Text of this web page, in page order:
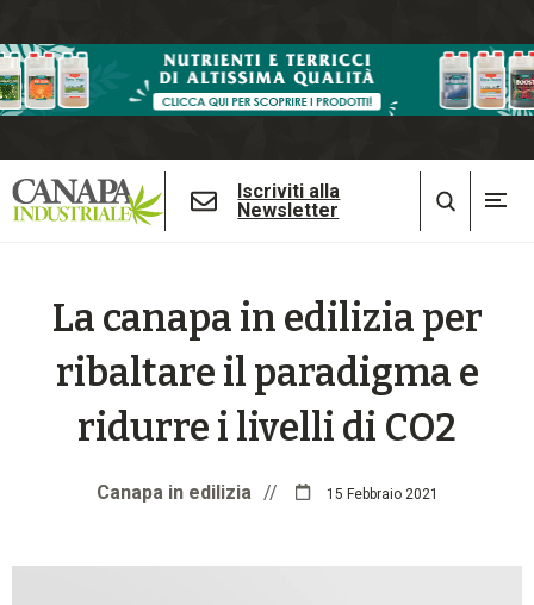
Iscriviti alla
Newsletter
La canapa in edilizia per
ribaltare il paradigma e
ridurre i livelli di CO2
Canapa in edilizia // 15 Febbraio 2021